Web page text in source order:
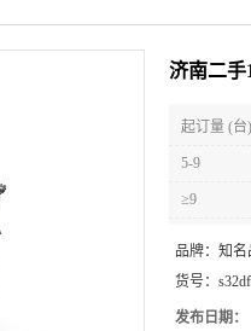
济南二手
起订量 (台)
5-9
≥9
品牌： 知名
货号：
发布日期：